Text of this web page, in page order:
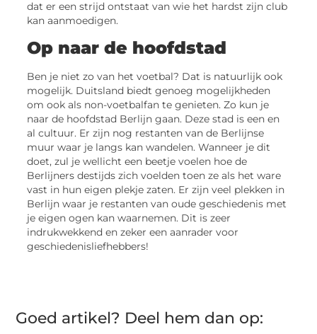
dat er een strijd ontstaat van wie het hardst zijn club
kan aanmoedigen.
Op naar de hoofdstad
Ben je niet zo van het voetbal? Dat is natuurlijk ook
mogelijk. Duitsland biedt genoeg mogelijkheden
om ook als non-voetbalfan te genieten. Zo kun je
naar de hoofdstad Berlijn gaan. Deze stad is een en
al cultuur. Er zijn nog restanten van de Berlijnse
muur waar je langs kan wandelen. Wanneer je dit
doet, zul je wellicht een beetje voelen hoe de
Berlijners destijds zich voelden toen ze als het ware
vast in hun eigen plekje zaten. Er zijn veel plekken in
Berlijn waar je restanten van oude geschiedenis met
je eigen ogen kan waarnemen. Dit is zeer
indrukwekkend en zeker een aanrader voor
geschiedenisliefhebbers!
Goed artikel? Deel hem dan op: